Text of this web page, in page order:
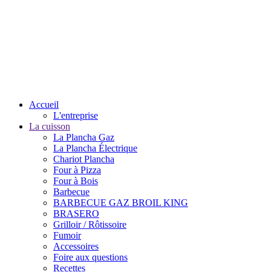
Accueil
L'entreprise
La cuisson
La Plancha Gaz
La Plancha Électrique
Chariot Plancha
Four à Pizza
Four à Bois
Barbecue
BARBECUE GAZ BROIL KING
BRASERO
Grilloir / Rôtissoire
Fumoir
Accessoires
Foire aux questions
Recettes